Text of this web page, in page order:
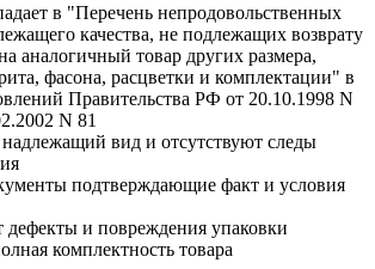
в "Перечень непродовольственных
качества, не подлежащих возврату
аналогичный товар других размера,
фасона, расцветки и комплектации" в
Правительства РФ от 20.10.1998 N
N 81
вид и отсутствуют следы
подтверждающие факт и условия
дефекты и повреждения упаковки
комплектность товара